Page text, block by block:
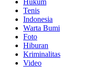
Hukum
Tenis
Indonesia
Warta Bumi
Foto
Hiburan
Kriminalitas
Video